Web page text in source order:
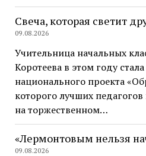
Свеча, которая светит
09.08.2026
Учительница начальных
Коротеева в этом году
национального проекта
которого лучших
на торжественном…
«Лермонтовым нельзя
09.08.2026